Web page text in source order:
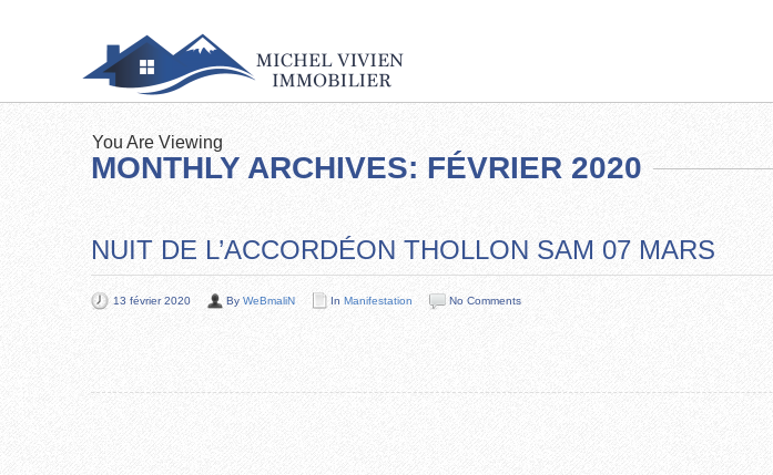
You Are Viewing
MONTHLY ARCHIVES: FÉVRIER 2020
NUIT DE L’ACCORDÉON THOLLON SAM 07 MARS
13 février 2020 By WeBmaliN In Manifestation No Comments